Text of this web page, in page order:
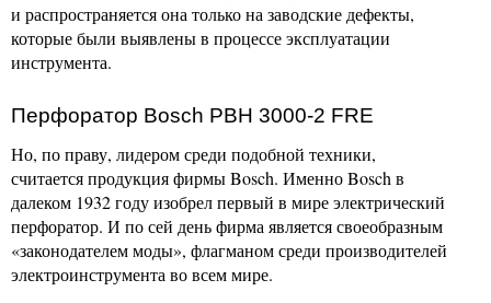
и распространяется она только на заводские дефекты,
которые были выявлены в процессе эксплуатации
инструмента.
Перфоратор Bosch PBH 3000-2 FRE
Но, по праву, лидером среди подобной техники,
считается продукция фирмы Bosch. Именно Bosch в
далеком 1932 году изобрел первый в мире электрический
перфоратор. И по сей день фирма является своеобразным
«законодателем моды», флагманом среди производителей
электроинструмента во всем мире.